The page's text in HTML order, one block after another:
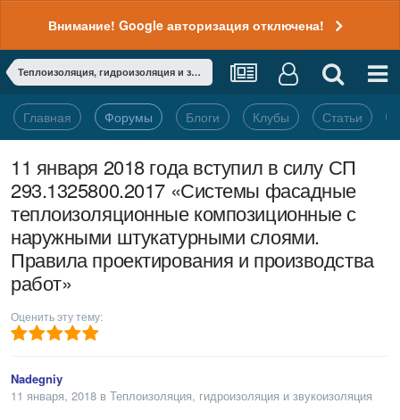
Внимание! Google авторизация отключена!
Теплоизоляция, гидроизоляция и звукоизоляция
Главная Форумы Блоги Клубы Статьи
11 января 2018 года вступил в силу СП
293.1325800.2017 «Системы фасадные
теплоизоляционные композиционные с
наружными штукатурными слоями.
Правила проектирования и производства
работ»
Оценить эту тему:
Nadegniy
11 января, 2018 в Теплоизоляция, гидроизоляция и звукоизоляция